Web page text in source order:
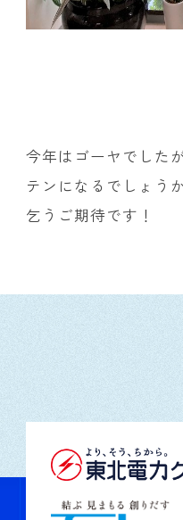
今年はゴーヤでした
テンになるでしょうか
乞うご期待です！